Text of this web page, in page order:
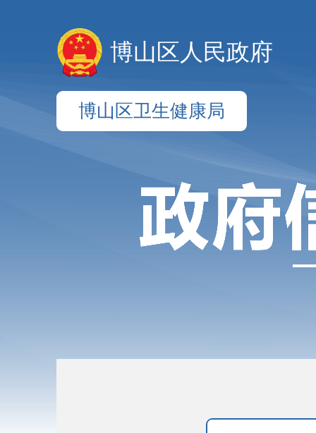
博山区人民政府
博山区卫生健康局